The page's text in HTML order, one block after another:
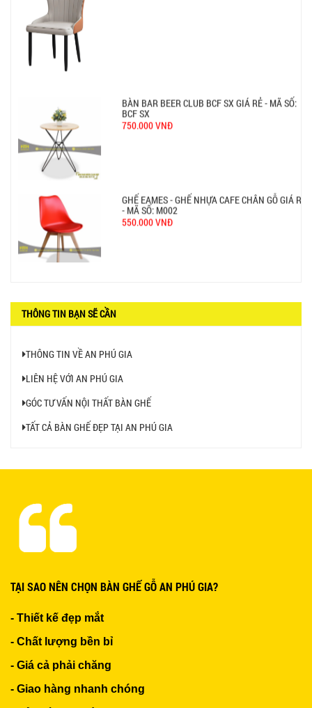
BÀN BAR BEER CLUB BCF SX GIÁ RẺ - MÃ SỐ:
BCF SX
750.000 VNĐ
GHẾ EAMES - GHẾ NHỰA CAFE CHÂN GỖ GIÁ RẺ
- MÃ SỐ: M002
550.000 VNĐ
650.000 VNĐ
THÔNG TIN BẠN SẼ CẦN
THÔNG TIN VỀ AN PHÚ GIA
LIÊN HỆ VỚI AN PHÚ GIA
GÓC TƯ VẤN NỘI THẤT BÀN GHẾ
TẤT CẢ BÀN GHẾ ĐẸP TẠI AN PHÚ GIA
TẠI SAO NÊN CHỌN BÀN GHẾ GỖ AN PHÚ GIA?
- Thiết kế đẹp mắt
- Chất lượng bền bỉ
- Giá cả phải chăng
- Giao hàng nhanh chóng